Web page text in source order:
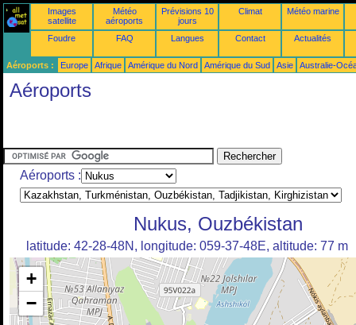
Images
satellite
Météo
aéroports
Prévisions 10
jours
Climat Météo marine
Foudre FAQ Langues Contact Actualités
Aéroports : Europe Afrique Amérique du Nord Amérique du Sud Asie Australie-
Aéroports
Aéroports :
Nukus, Ouzbékistan
latitude: 42-28-48N, longitude: 059-37-48E, altitude: 77 m
+
−